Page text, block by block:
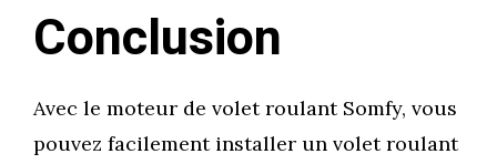
Conclusion
Avec le moteur de volet roulant Somfy, vous
pouvez facilement installer un volet roulant